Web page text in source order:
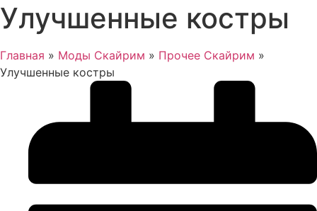
Улучшенные костры
Главная » Моды Скайрим » Прочее Скайрим »
Улучшенные костры